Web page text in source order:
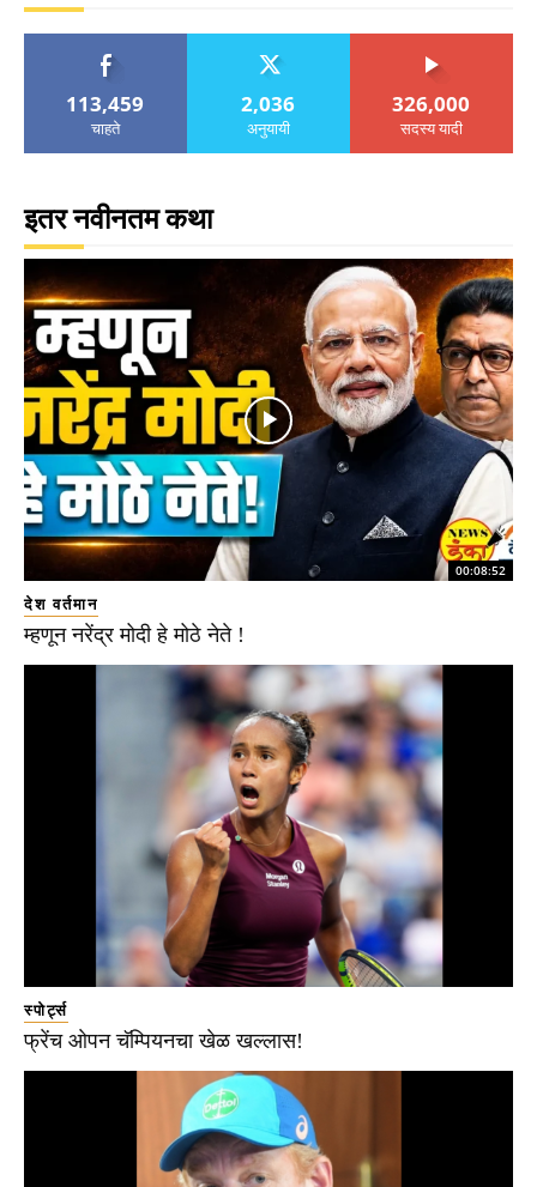
113,459
चाहते
2,036
अनुयायी
326,000
सदस्य यादी
इतर नवीनतम कथा
00:08:52
देश वर्तमान
म्हणून नरेंद्र मोदी हे मोठे नेते !
स्पोर्ट्स
फ्रेंच ओपन चॅम्पियनचा खेळ खल्लास!